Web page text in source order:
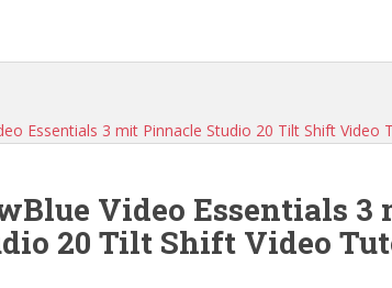
Video Essentials 3
20 Tilt Shift Video